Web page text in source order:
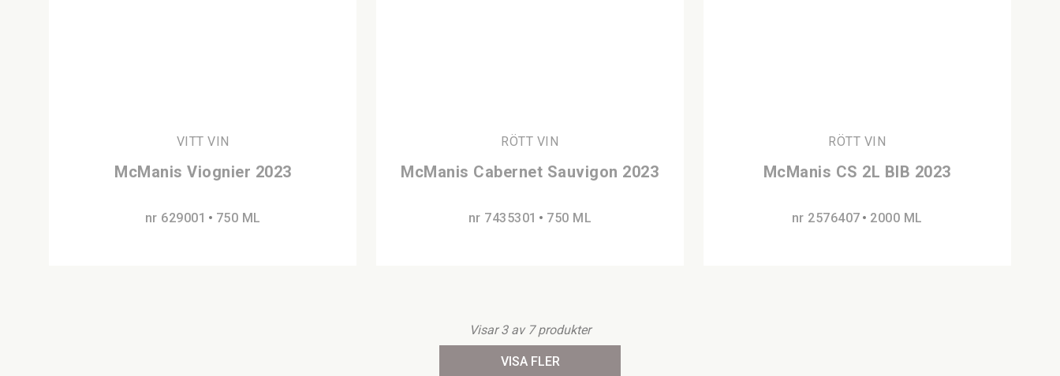
VITT VIN
McManis Viognier 2023
nr 629001 750 ML
RÖTT VIN
McManis Cabernet Sauvigon 2023
nr 7435301 750 ML
RÖTT VIN
McManis CS 2L BIB 2023
nr 2576407 2000 ML
Visar3av 7produkter
VISA FLER